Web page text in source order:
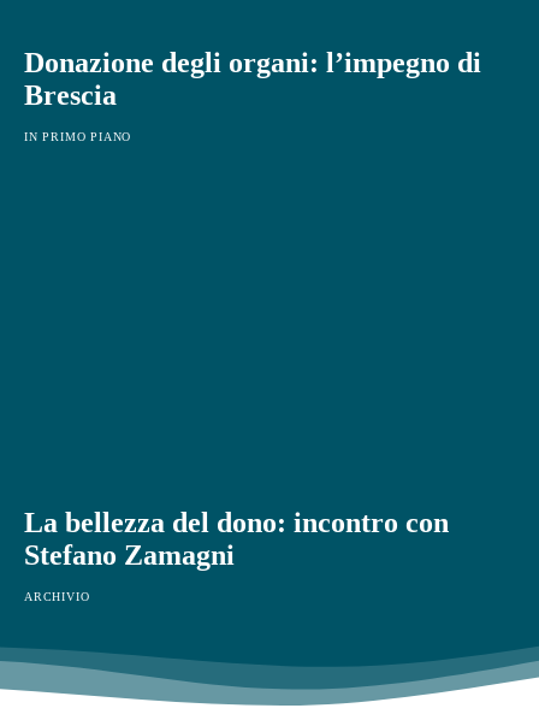
Donazione degli organi: l’impegno di
Brescia
IN PRIMO PIANO
La bellezza del dono: incontro con
Stefano Zamagni
ARCHIVIO